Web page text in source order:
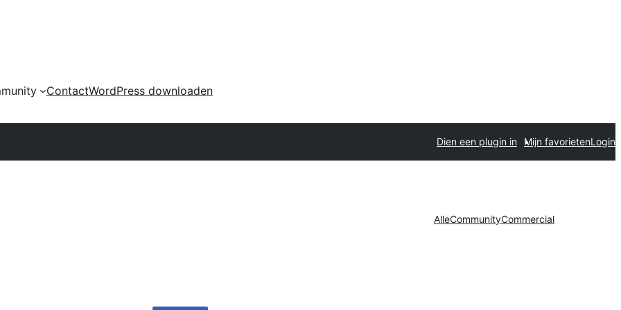
ContactWordPress downloaden
Dien een plugin in Mijn favorietenLogin
AlleCommunityCommercial